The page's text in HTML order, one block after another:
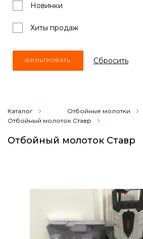
Новинки
Хиты продаж
Cбросить
Каталог
Отбойные молотки
Отбойный молоток Ставр
Отбойный молоток Ставр